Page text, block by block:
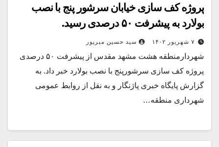
پروژه کف سازی خیابان سرشور پنج با نصب
بولارد به پیشرفت ۵۰ درصدی رسید.
۷ شهریور ۱۴۰۲ سید حسین میرپور
شهردارمنطقه هشت مشهد مقدس از پیشرفت ۵۰ درصدی
پروژه کف سازی سرشورپنج با نصب بولارد خبر داد. به
گزارش پایگاه خبری پاژنگار و به نقل از روابط عمومی
شهرداری منطقه…